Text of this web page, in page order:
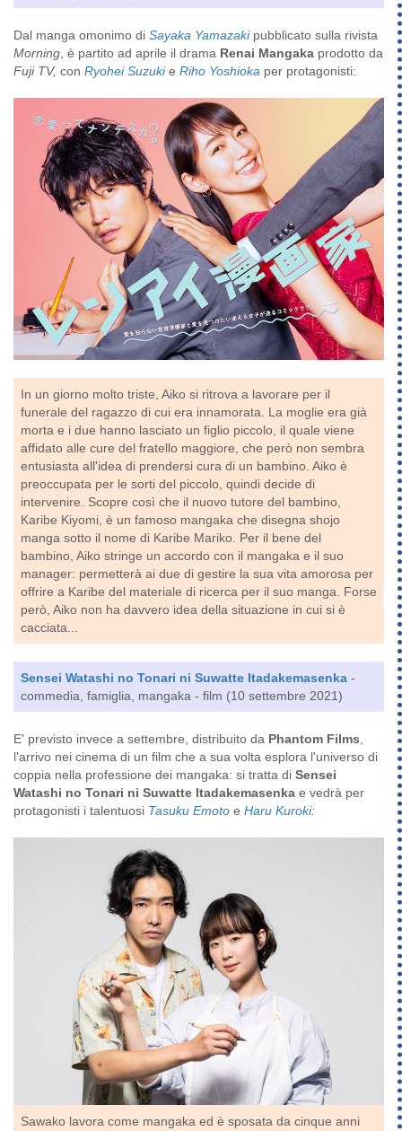
Dal manga omonimo di Sayaka Yamazakipubblicato sulla rivista
Morning , è partito ad aprile il drama Renai Mangaka prodotto da
Fuji TV, con Ryohei Suzuki e Riho Yoshioka per protagonisti:
In un giorno molto triste, Aiko si ritrova a lavorare per il
funerale del ragazzo di cui era innamorata. La moglie era già
morta e i due hanno lasciato un figlio piccolo, il quale viene
affidato alle cure del fratello maggiore, che però non sembra
entusiasta all'idea di prendersi cura di un bambino. Aiko è
preoccupata per le sorti del piccolo, quindi decide di
intervenire. Scopre così che il nuovo tutore del bambino,
Karibe Kiyomi, è un famoso mangaka che disegna shojo
manga sotto il nome di Karibe Mariko. Per il bene del
bambino, Aiko stringe un accordo con il mangaka e il suo
manager: permetterà ai due di gestire la sua vita amorosa per
offrire a Karibe del materiale di ricerca per il suo manga. Forse
però, Aiko non ha davvero idea della situazione in cui si è
cacciata...
Sensei Watashi no Tonari ni Suwatte Itadakemasenka -
commedia, famiglia, mangaka - film (10 settembre 2021)
E' previsto invece a settembre, distribuito da Phantom Films
l'arrivo nei cinema di un film che a sua volta esplora l'universo di
coppia nella professione dei mangaka: si tratta di Sensei
Watashi no Tonari ni Suwatte Itadakemasenka e vedrà per
protagonisti i talentuosi Tasuku Emoto e Haru Kuroki:
Sawako lavora come mangaka ed è sposata da cinque anni